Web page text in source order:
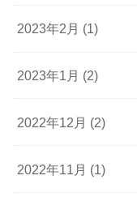
2023年2月 (1)
2023年1月 (2)
2022年12月 (2)
2022年11月 (1)